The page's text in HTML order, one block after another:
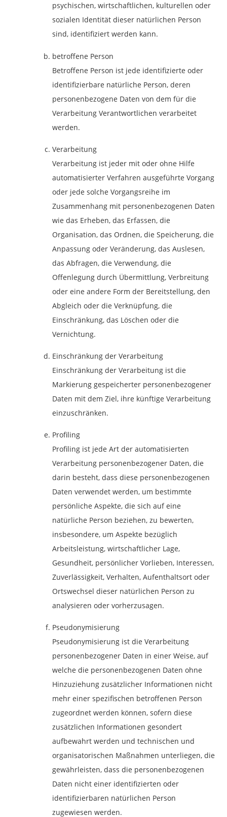
psychischen, wirtschaftlichen, kulturellen oder
sozialen Identität dieser natürlichen Person
sind, identifiziert werden kann.
betroffene Person
Betroffene Person ist jede identifizierte oder
identifizierbare natürliche Person, deren
personenbezogene Daten von dem für die
Verarbeitung Verantwortlichen verarbeitet
werden.
Verarbeitung
Verarbeitung ist jeder mit oder ohne Hilfe
automatisierter Verfahren ausgeführte Vorgang
oder jede solche Vorgangsreihe im
Zusammenhang mit personenbezogenen Daten
wie das Erheben, das Erfassen, die
Organisation, das Ordnen, die Speicherung, die
Anpassung oder Veränderung, das Auslesen,
das Abfragen, die Verwendung, die
Offenlegung durch Übermittlung, Verbreitung
oder eine andere Form der Bereitstellung, den
Abgleich oder die Verknüpfung, die
Einschränkung, das Löschen oder die
Vernichtung.
Einschränkung der Verarbeitung
Einschränkung der Verarbeitung ist die
Markierung gespeicherter personenbezogener
Daten mit dem Ziel, ihre künftige Verarbeitung
einzuschränken.
Profiling
Profiling ist jede Art der automatisierten
Verarbeitung personenbezogener Daten, die
darin besteht, dass diese personenbezogenen
Daten verwendet werden, um bestimmte
persönliche Aspekte, die sich auf eine
natürliche Person beziehen, zu bewerten,
insbesondere, um Aspekte bezüglich
Arbeitsleistung, wirtschaftlicher Lage,
Gesundheit, persönlicher Vorlieben, Interessen,
Zuverlässigkeit, Verhalten, Aufenthaltsort oder
Ortswechsel dieser natürlichen Person zu
analysieren oder vorherzusagen.
Pseudonymisierung
Pseudonymisierung ist die Verarbeitung
personenbezogener Daten in einer Weise, auf
welche die personenbezogenen Daten ohne
Hinzuziehung zusätzlicher Informationen nicht
mehr einer spezifischen betroffenen Person
zugeordnet werden können, sofern diese
zusätzlichen Informationen gesondert
aufbewahrt werden und technischen und
organisatorischen Maßnahmen unterliegen, die
gewährleisten, dass die personenbezogenen
Daten nicht einer identifizierten oder
identifizierbaren natürlichen Person
zugewiesen werden.